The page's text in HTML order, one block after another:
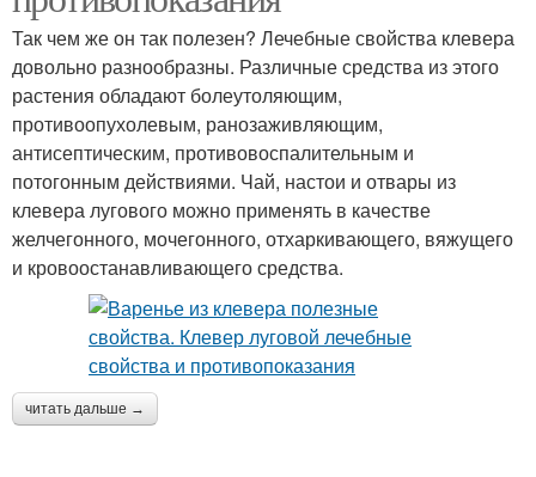
Так чем же он так полезен? Лечебные свойства клевера
довольно разнообразны. Различные средства из этого
растения обладают болеутоляющим,
противоопухолевым, ранозаживляющим,
антисептическим, противовоспалительным и
потогонным действиями. Чай, настои и отвары из
клевера лугового можно применять в качестве
желчегонного, мочегонного, отхаркивающего, вяжущего
и кровоостанавливающего средства.
читать дальше →